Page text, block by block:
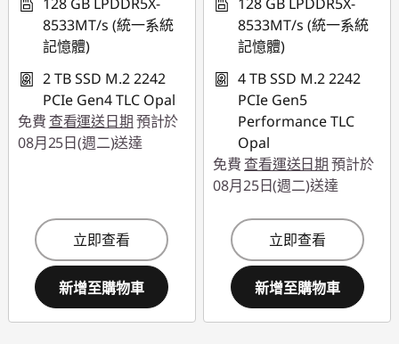
8533MT/s (統一系統
記憶體)
2 TB SSD M.2 2242
PCIe Gen4 TLC Opal
免費 查看運送日期預計於
08月25日(週二)送達
立即查看
新增至購物車
8533MT/s (統一系統
記憶體)
4 TB SSD M.2 2242
PCIe Gen5
Performance TLC
Opal
免費 查看運送日期預計於
08月25日(週二)送達
立即查看
新增至購物車